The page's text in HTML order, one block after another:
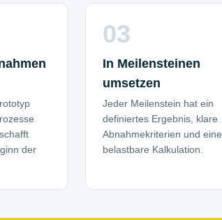
der
03
In Meilensteinen
umsetzen
Jeder Meilenstein hat ein
definiertes Ergebnis, klare
Abnahmekriterien und eine
belastbare Kalkulation.